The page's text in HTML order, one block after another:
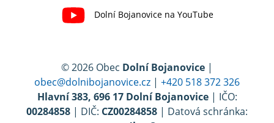
Dolní Bojanovice na YouTube
© 2026 Obec Dolní Bojanovice |
obec@dolnibojanovice.cz | +420 518 372 326
Hlavní 383, 696 17 Dolní Bojanovice| IČO:
00284858 | DIČ: CZ00284858 | Datová schránka: